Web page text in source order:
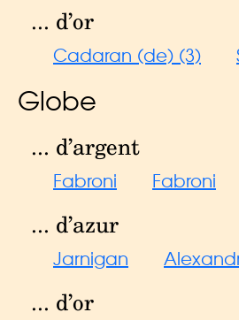
... d’or
Cadaran (de) (3)
Globe
... d’argent
Fabroni Fabroni
... d’azur
Jarnigan
... d’or